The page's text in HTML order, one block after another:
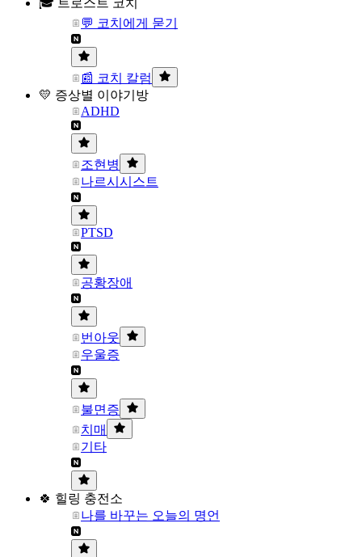
🎓 트로스트 코치
💬 코치에게 묻기
📰 코치 칼럼
💛 증상별 이야기방
ADHD
조현병
나르시시스트
PTSD
공황장애
번아웃
우울증
불면증
치매
기타
🍀 힐링 충전소
나를 바꾸는 오늘의 명언